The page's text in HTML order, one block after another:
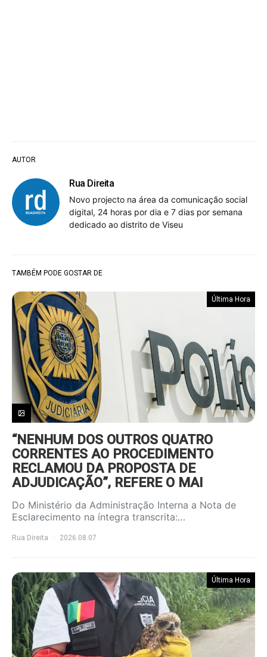
AUTOR
Rua Direita
Novo projecto na área da comunicação social
digital, 24 horas por dia e 7 dias por semana
dedicado ao distrito de Viseu
TAMBÉM PODE GOSTAR DE
Última Hora
“NENHUM DOS OUTROS QUATRO
CORRENTES AO PROCEDIMENTO
RECLAMOU DA PROPOSTA DE
ADJUDICAÇÃO”, REFERE O MAI
Do Ministério da Administração Interna a Nota de
Esclarecimento na íntegra transcrita:…
Rua Direita 2026.08.07
Última Hora